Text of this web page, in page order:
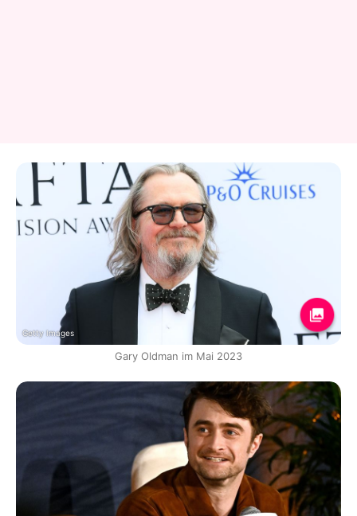
Getty Images
Gary Oldman im Mai 2023